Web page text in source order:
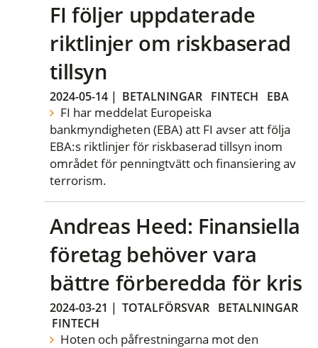
FI följer uppdaterade
riktlinjer om riskbaserad
tillsyn
2024-05-14 | BETALNINGAR FINTECH EBA
FI har meddelat Europeiska
bankmyndigheten (EBA) att FI avser att följa
EBA:s riktlinjer för riskbaserad tillsyn inom
området för penningtvätt och finansiering av
terrorism.
Andreas Heed: Finansiella
företag behöver vara
bättre förberedda för kris
2024-03-21 | TOTALFÖRSVAR BETALNINGAR
FINTECH
Hoten och påfrestningarna mot den